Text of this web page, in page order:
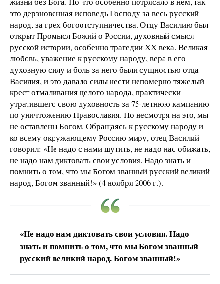
это дерзновенная исповедь Господу за весь русский
народ, за грех богоотступничества. Отцу Василию был
открыт Промысл Божий о России, духовный смысл
русской истории, особенно трагедии XX века. Великая
любовь, уважение к русскому народу, вера в его
духовную силу и боль за него были сущностью отца
Василия, и это давало силы нести непомерно тяжелый
крест отмаливания целого народа, практически
утратившего свою духовность за 75-летнюю кампанию
по уничтожению Православия. Но несмотря на это, мы
не оставлены Богом. Обращаясь к русскому народу и
ко всему окружающему Россию миру, отец Василий
говорил: «Не надо с нами шутить, не надо нас обижать,
не надо нам диктовать свои условия. Надо знать и
помнить о том, что мы Богом званный русский великий
народ, Богом званный!» (4 ноября 2006 г.).
«Не надо нам диктовать свои условия. Надо
знать и помнить о том, что мы Богом званный
русский великий народ. Богом званный!»